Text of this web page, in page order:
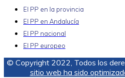
El PP en la provincia
El PP en Andalucía
El PP nacional
El PP europeo
© Copyright 2022, Todos los
sitio web ha sido